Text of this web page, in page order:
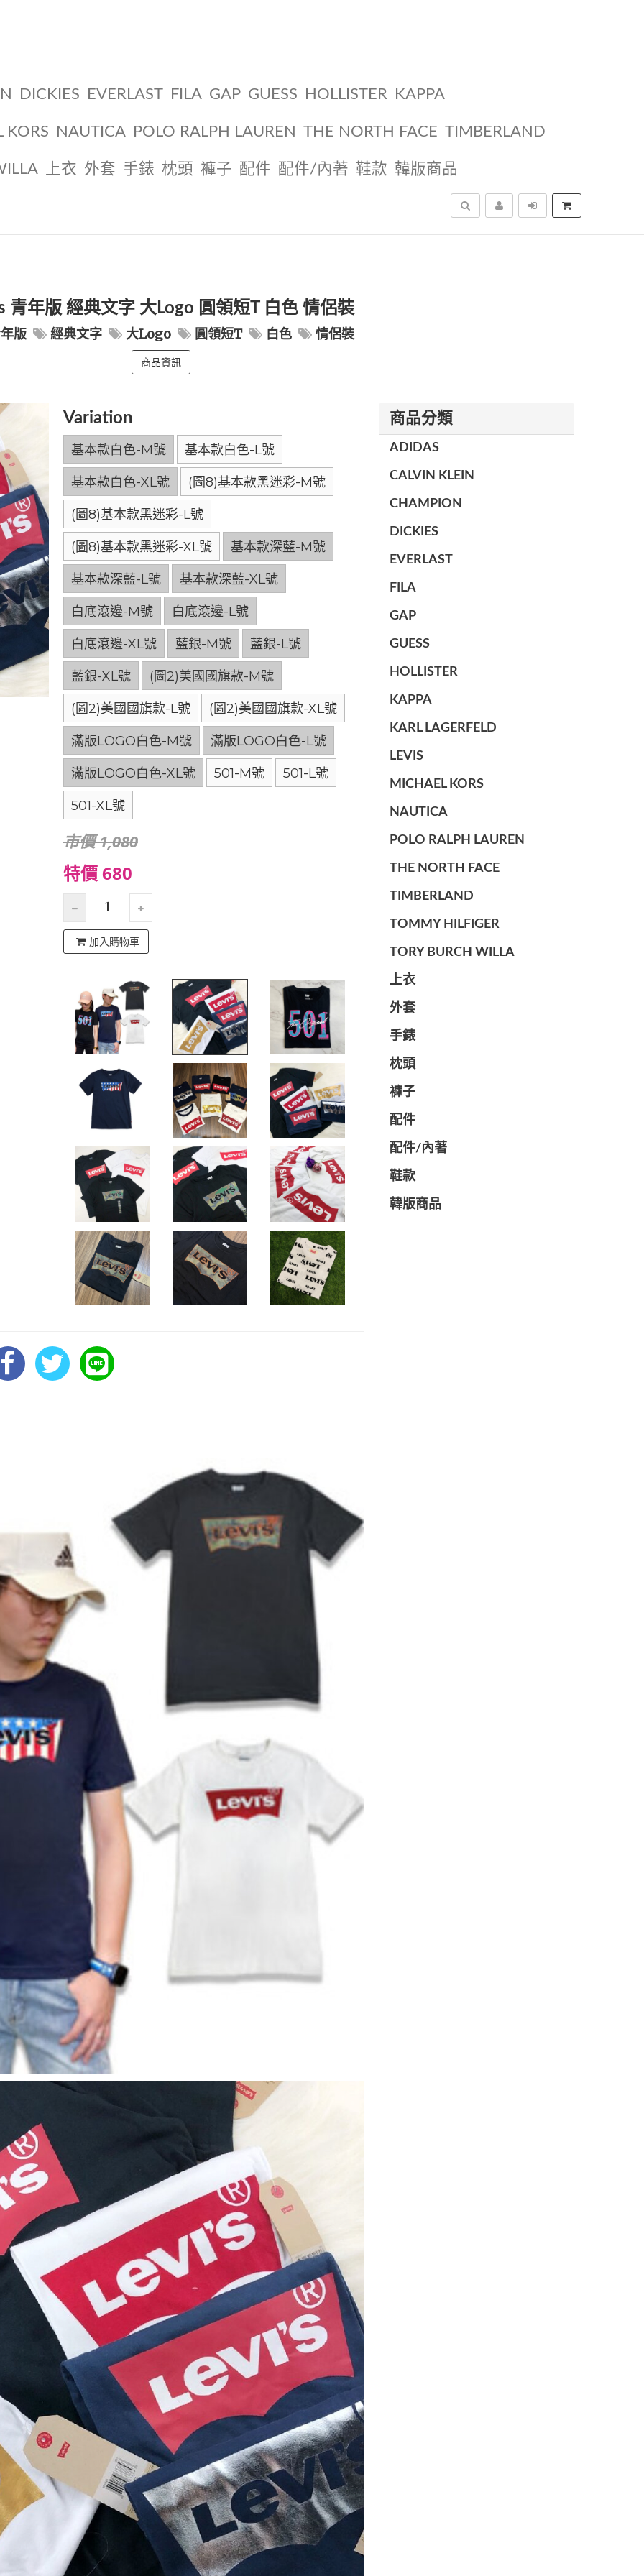
DICKIES EVERLAST FILA GAP GUESS HOLLISTER KAPPA
KORS NAUTICA POLO RALPH LAUREN THE NORTH FACE TIMBERLAND
上衣 外套 手錶 枕頭 褲子 配件 配件/內著 鞋款 韓版商品
搜尋
青年版 經典文字 大Logo 圓領短T 白色 情侶裝
版 經典文字 大Logo 圓領短T 白色 情侶裝
商品資訊
Variation
基本款白色-M號 基本款白色-L號
基本款白色-XL號 (圖8)基本款黑迷彩-M號
(圖8)基本款黑迷彩-L號
(圖8)基本款黑迷彩-XL號 基本款深藍-M號
基本款深藍-L號 基本款深藍-XL號
白底滾邊-M號 白底滾邊-L號
白底滾邊-XL號 藍銀-M號 藍銀-L號
藍銀-XL號 (圖2)美國國旗款-M號
(圖2)美國國旗款-L號 (圖2)美國國旗款-XL號
滿版LOGO白色-M號 滿版LOGO白色-L號
滿版LOGO白色-XL號 501-M號 501-L號
501-XL號
市價 1,080
特價 680
加入購物車
商品分類
ADIDAS
CALVIN KLEIN
CHAMPION
DICKIES
EVERLAST
FILA
GAP
GUESS
HOLLISTER
KAPPA
KARL LAGERFELD
LEVIS
MICHAEL KORS
NAUTICA
POLO RALPH LAUREN
THE NORTH FACE
TIMBERLAND
TOMMY HILFIGER
TORY BURCH WILLA
上衣
外套
手錶
枕頭
褲子
配件
配件/內著
鞋款
韓版商品